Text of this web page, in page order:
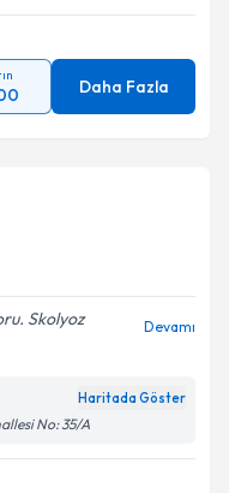
Daha Fazla
Skolyoz
Devamı
Haritada Göster
No: 35/A